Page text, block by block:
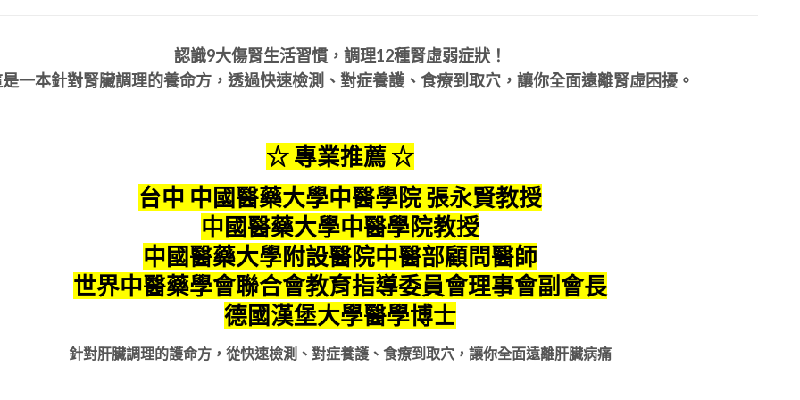
認識9大傷腎生活習慣，調理12種腎虛弱症狀！
一本針對腎臟調理的養命方，透過快速檢測、對症養護、食療到取穴，讓你全面遠離腎虛困擾。
☆ 專業推薦 ☆
台中 中國醫藥大學中醫學院 張永賢教授
中國醫藥大學中醫學院教授
中國醫藥大學附設醫院中醫部顧問醫師
世界中醫藥學會聯合會教育指導委員會理事會副會長
德國漢堡大學醫學博士
針對肝臟調理的護命方，從快速檢測、對症養護、食療到取穴，讓你全面遠離肝臟病痛